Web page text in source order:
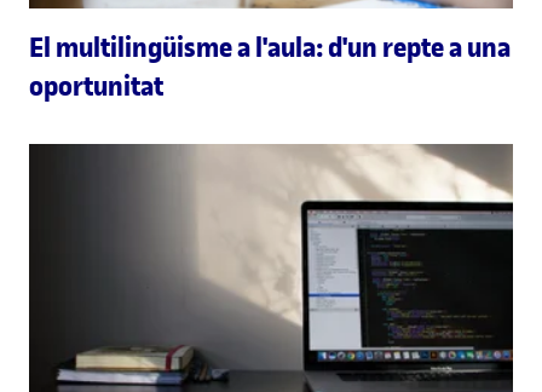
El multilingüisme a l'aula: d'un repte a una
oportunitat